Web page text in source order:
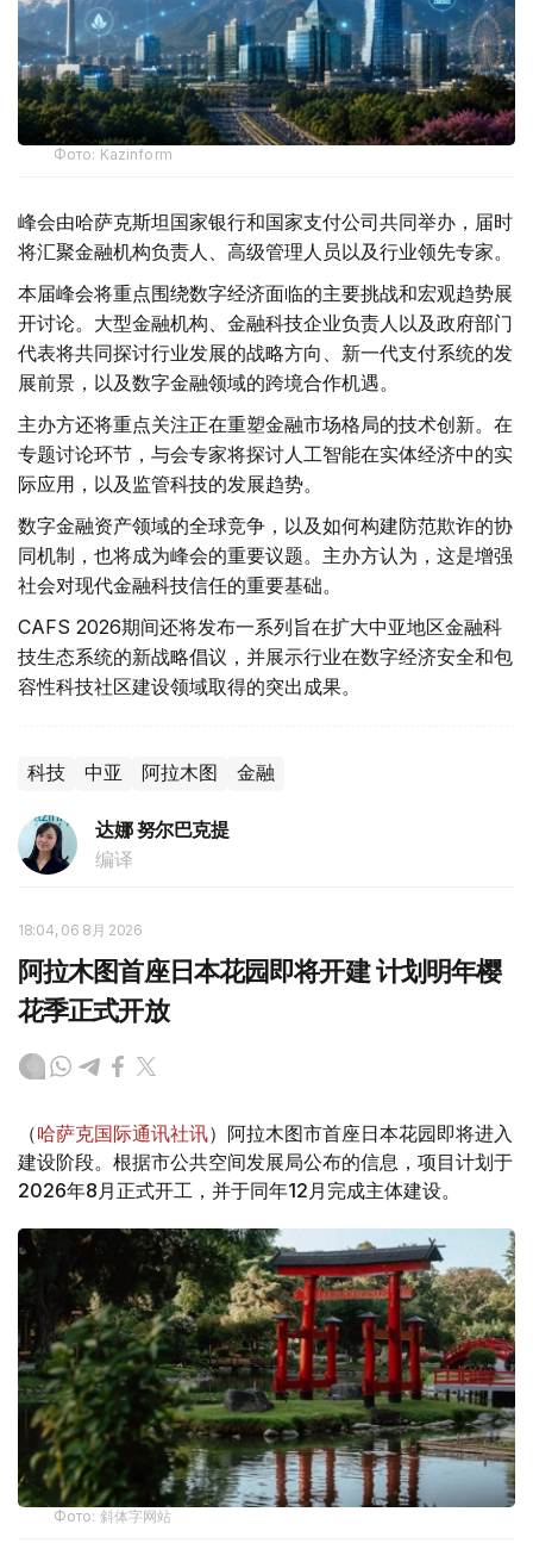
Фото: Kazinform
峰会由哈萨克斯坦国家银行和国家支付公司共同举办，届时
将汇聚金融机构负责人、高级管理人员以及行业领先专家。
本届峰会将重点围绕数字经济面临的主要挑战和宏观趋势展
开讨论。大型金融机构、金融科技企业负责人以及政府部门
代表将共同探讨行业发展的战略方向、新一代支付系统的发
展前景，以及数字金融领域的跨境合作机遇。
主办方还将重点关注正在重塑金融市场格局的技术创新。在
专题讨论环节，与会专家将探讨人工智能在实体经济中的实
际应用，以及监管科技的发展趋势。
数字金融资产领域的全球竞争，以及如何构建防范欺诈的协
同机制，也将成为峰会的重要议题。主办方认为，这是增强
社会对现代金融科技信任的重要基础。
CAFS 2026期间还将发布一系列旨在扩大中亚地区金融科
技生态系统的新战略倡议，并展示行业在数字经济安全和包
容性科技社区建设领域取得的突出成果。
科技 中亚 阿拉木图 金融
达娜 努尔巴克提
编译
18:04, 06 8月 2026
阿拉木图首座日本花园即将开建 计划明年樱
花季正式开放
（哈萨克国际通讯社讯）阿拉木图市首座日本花园即将进入
建设阶段。根据市公共空间发展局公布的信息，项目计划于
2026年8月正式开工，并于同年12月完成主体建设。
Фото: 斜体字网站